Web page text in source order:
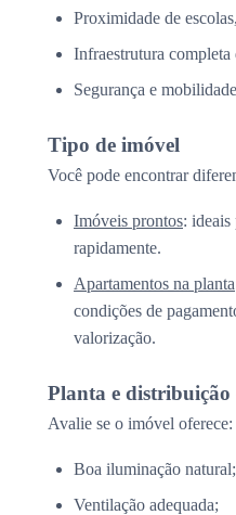
Proximidade de
Infraestrutura
Segurança e
Tipo de imóvel
Você pode encontrar
Imóveis prontos: ideais
rapidamente.
Apartamentos na planta
condições de
valorização.
Planta e distribuição
Avalie se o imóvel oferece:
Boa iluminação natural;
Ventilação adequada;